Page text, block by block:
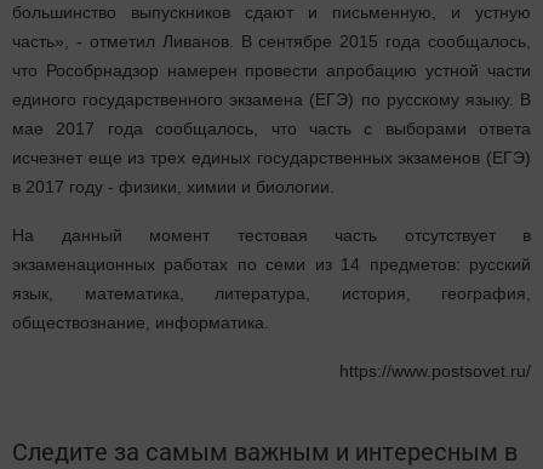
большинство выпускников сдают и письменную, и устную
часть», - отметил Ливанов. В сентябре 2015 года сообщалось,
что Рособрнадзор намерен провести апробацию устной части
единого государственного экзамена (ЕГЭ) по русскому языку. В
мае 2017 года сообщалось, что часть с выборами ответа
исчезнет еще из трех единых государственных экзаменов (ЕГЭ)
в 2017 году - физики, химии и биологии.
На данный момент тестовая часть отсутствует в
экзаменационных работах по семи из 14 предметов: русский
язык, математика, литература, история, география,
обществознание, информатика.
https://www.postsovet.ru/
Следите за самым важным и интересным в